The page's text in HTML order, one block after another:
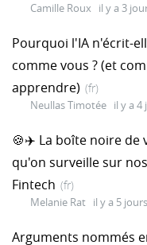
Camille Roux il y a 3
Pourquoi l'IA n'écrit-
comme vous ? (et
apprendre) (fr)
Neullas Timotée il y a 4
🍪✈️ La boîte noire de
qu'on surveille sur
Fintech (fr)
Melanie Rat il y a 5 jours
Arguments nommés